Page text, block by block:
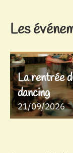
Les
La rentrée
dancing
21/09/2026